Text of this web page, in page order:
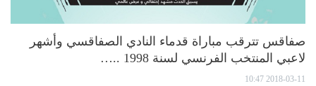
صفاقس تترقب مباراة قدماء النادي الصفاقسي وأشهر
لاعبي المنتخب الفرنسي لسنة 1998 ..…
2018-03-11 10:47